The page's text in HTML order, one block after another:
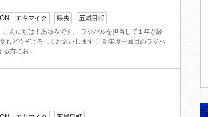
エキマイク
県央
五城目町
んにちは！あゆみです。 ラジパルを担当して１年が経
もどうぞよろしくお願いします！ 新年度一回目のラジパ
る方にお...